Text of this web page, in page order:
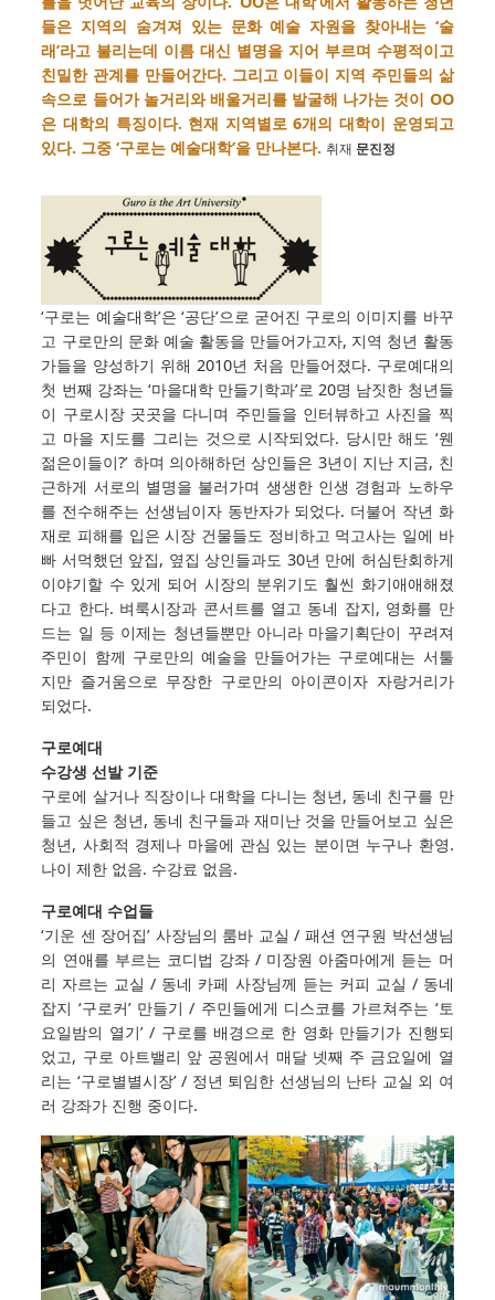
들은 지역의 숨겨져 있는 문화 예술 자원을 찾아내는 ‘술
래’라고 불리는데 이름 대신 별명을 지어 부르며 수평적이고
친밀한 관계를 만들어간다. 그리고 이들이 지역 주민들의 삶
속으로 들어가 놀거리와 배울거리를 발굴해 나가는 것이 OO
은 대학의 특징이다. 현재 지역별로 6개의 대학이 운영되고
있다. 그중 ‘구로는 예술대학’을 만나본다. 취재 문진정
‘구로는 예술대학’은 ‘공단’으로 굳어진 구로의 이미지를 바꾸
고 구로만의 문화 예술 활동을 만들어가고자, 지역 청년 활동
가들을 양성하기 위해 2010년 처음 만들어졌다. 구로예대의
첫 번째 강좌는 ‘마을대학 만들기학과’로 20명 남짓한 청년들
이 구로시장 곳곳을 다니며 주민들을 인터뷰하고 사진을 찍
고 마을 지도를 그리는 것으로 시작되었다. 당시만 해도 ‘웬
젊은이들이?’ 하며 의아해하던 상인들은 3년이 지난 지금, 친
근하게 서로의 별명을 불러가며 생생한 인생 경험과 노하우
를 전수해주는 선생님이자 동반자가 되었다. 더불어 작년 화
재로 피해를 입은 시장 건물들도 정비하고 먹고사는 일에 바
빠 서먹했던 앞집, 옆집 상인들과도 30년 만에 허심탄회하게
이야기할 수 있게 되어 시장의 분위기도 훨씬 화기애애해졌
다고 한다. 벼룩시장과 콘서트를 열고 동네 잡지, 영화를 만
드는 일 등 이제는 청년들뿐만 아니라 마을기획단이 꾸려져
주민이 함께 구로만의 예술을 만들어가는 구로예대는 서툴
지만 즐거움으로 무장한 구로만의 아이콘이자 자랑거리가
되었다.
구로예대
수강생 선발 기준
구로에 살거나 직장이나 대학을 다니는 청년, 동네 친구를 만
들고 싶은 청년, 동네 친구들과 재미난 것을 만들어보고 싶은
청년, 사회적 경제나 마을에 관심 있는 분이면 누구나 환영.
나이 제한 없음. 수강료 없음.
구로예대 수업들
‘기운 센 장어집’ 사장님의 룸바 교실 / 패션 연구원 박선생님
의 연애를 부르는 코디법 강좌 / 미장원 아줌마에게 듣는 머
리 자르는 교실 / 동네 카페 사장님께 듣는 커피 교실 / 동네
잡지 ‘구로커’ 만들기 / 주민들에게 디스코를 가르쳐주는 ‘토
요일밤의 열기’ / 구로를 배경으로 한 영화 만들기가 진행되
었고, 구로 아트밸리 앞 공원에서 매달 넷째 주 금요일에 열
리는 ‘구로별별시장’ / 정년 퇴임한 선생님의 난타 교실 외 여
러 강좌가 진행 중이다.